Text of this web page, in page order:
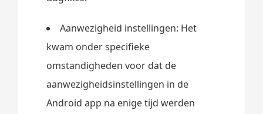
Aanwezigheid instellingen: Het
kwam onder specifieke
omstandigheden voor dat de
aanwezigheidsinstellingen in de
Android app na enige tijd werden